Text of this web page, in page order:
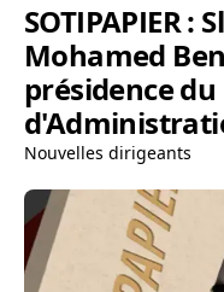
SOTIPAPIER :
Mohamed
présidence du
Nouvelles dirigeants